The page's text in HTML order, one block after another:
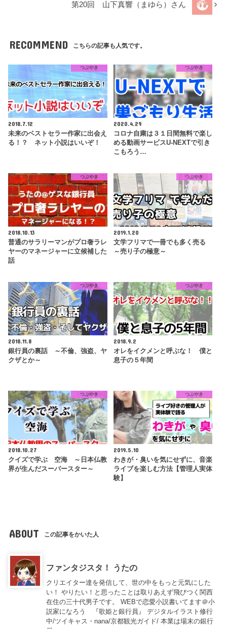
第20回 山下真響（まゆら）さん
RECOMMEND こちらの記事も人気です。
つぶやき
2018.7.12
未来のベストセラー作家に出会え
る！？ ネット小説はいいぞ！
つぶやき
2020.4.29
コロナ自粛は３１日間無料で楽し
める動画サービスU-NEXTで引き
こもろう…
つぶやき
2018.10.13
普通のサラリーマンがプロ奢ラレ
ヤーのマネージャーに立候補した
話
つぶやき
2019.1.20
文学フリマで一冊でも多く売る
～売り子の極意～
つぶやき
2018.11.8
銀行員の裏話 ～不倫、強盗、ヤ
クザとか～
つぶやき
2018.9.2
オレをイクメンと呼ぶな！ 僕と
息子の５年間
つぶやき
2018.10.27
クイズで学ぶ 空海 ～日本仏教
界が生んだスーパースター～
つぶやき
2019.5.10
わきが・臭いを気にせずに、音楽
ライブを楽しむ方法【管理人実体
験】
ABOUT この記事をかいた人
ファンタジスタ！ うたの
クリエイター達を発信して、世の中をもっと元気にした
い！ やりたい！と思ったことは取りあえず飛びつく関西
在住の三十代男子です。 WEBで恋愛小説書いてます＠小
説家になろう 『歌姫と銀行員』 デジタルイラスト修行
中/ツイキャス・nana/京都観光ガイド/ 本業は場末の銀行